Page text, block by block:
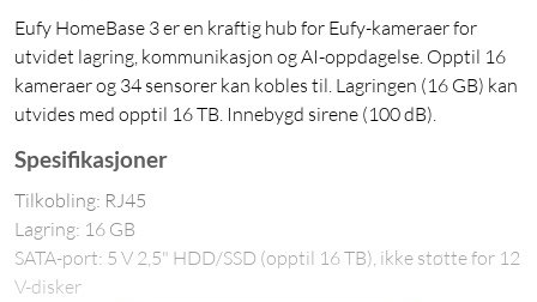
Eufy HomeBase 3 er en kraftig hub for Eufy-kameraer for
utvidet lagring, kommunikasjon og AI-oppdagelse. Opptil 16
kameraer og 34 sensorer kan kobles til. Lagringen (16 GB) kan
utvides med opptil 16 TB. Innebygd sirene (100 dB).
Spesifikasjoner
Tilkobling: RJ45
Lagring: 16 GB
SATA-port: 5 V 2,5" HDD/SSD (opptil 16 TB), ikke støtte for 12
V-disker